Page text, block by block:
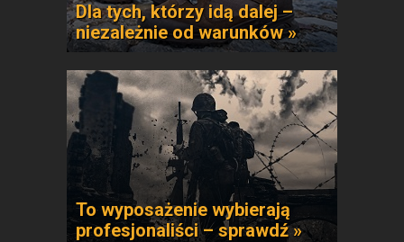
Dla tych, którzy idą dalej –
niezależnie od warunków »
To wyposażenie wybierają
profesjonaliści – sprawdź »